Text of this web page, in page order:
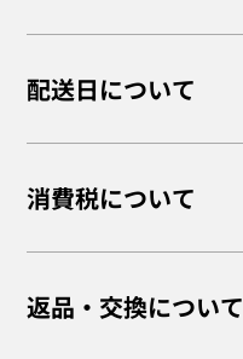
配送日について
消費税について
返品・交換について